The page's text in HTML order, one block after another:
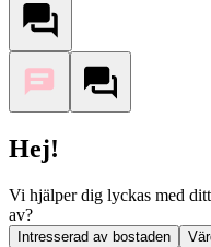
Hej!
Vi hjälper dig lyckas med
av?
Intresserad av bostaden